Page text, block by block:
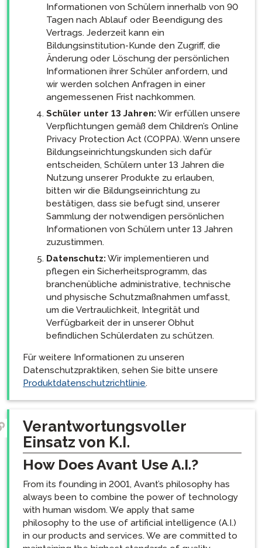
Informationen von Schülern innerhalb von 90
Tagen nach Ablauf oder Beendigung des
Vertrags. Jederzeit kann ein
Bildungsinstitution-Kunde den Zugriff, die
Änderung oder Löschung der persönlichen
Informationen ihrer Schüler anfordern, und
wir werden solchen Anfragen in einer
angemessenen Frist nachkommen.
Schüler unter 13 Jahren:Wir erfüllen unsere
Verpflichtungen gemäß dem Children’s Online
Privacy Protection Act (COPPA). Wenn unsere
Bildungseinrichtungskunden sich dafür
entscheiden, Schülern unter 13 Jahren die
Nutzung unserer Produkte zu erlauben,
bitten wir die Bildungseinrichtung zu
bestätigen, dass sie befugt sind, unserer
Sammlung der notwendigen persönlichen
Informationen von Schülern unter 13 Jahren
zuzustimmen.
Datenschutz:Wir implementieren und
pflegen ein Sicherheitsprogramm, das
branchenübliche administrative, technische
und physische Schutzmaßnahmen umfasst,
um die Vertraulichkeit, Integrität und
Verfügbarkeit der in unserer Obhut
befindlichen Schülerdaten zu schützen.
Für weitere Informationen zu unseren
Datenschutzpraktiken, sehen Sie bitte unsere
Produktdatenschutzrichtlinie.
Verantwortungsvoller
Einsatz von K.I.
How Does Avant Use A.I.?
From its founding in 2001, Avant’s philosophy has
always been to combine the power of technology
with human wisdom. We apply that same
philosophy to the use of artificial intelligence (A.I.)
in our products and services. We are committed to